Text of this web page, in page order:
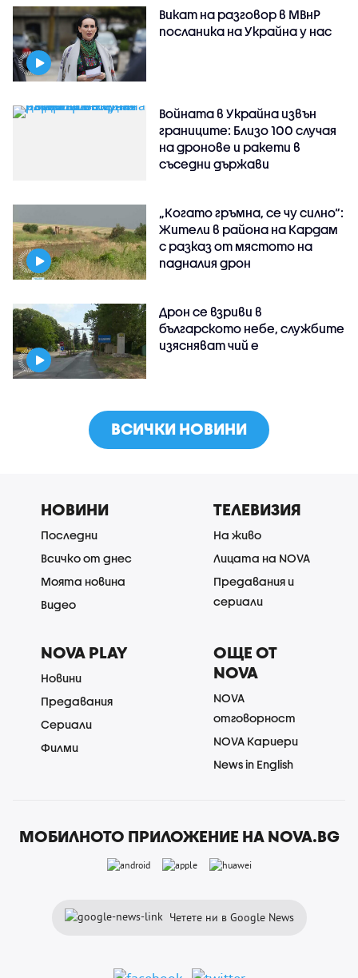
Викат на разговор в МВнР
посланика на Украйна у нас
Войната в Украйна извън
границите: Близо 100 случая
на дронове и ракети в
съседни държави
„Когато гръмна, се чу силно“:
Жители в района на Кардам
с разказ от мястото на
падналия дрон
Дрон се взриви в
българското небе, службите
изясняват чий е
ВСИЧКИ НОВИНИ
НОВИНИ
Последни
Всичко от днес
Моята новина
Видео
ТЕЛЕВИЗИЯ
На живо
Лицата на NOVA
Предавания и
сериали
NOVA PLAY
Новини
Предавания
Сериали
Филми
ОЩЕ ОТ
NOVA
NOVA
отговорност
NOVA Кариери
News in English
МОБИЛНОТО ПРИЛОЖЕНИЕ НА NOVA.BG
Четете ни в Google News